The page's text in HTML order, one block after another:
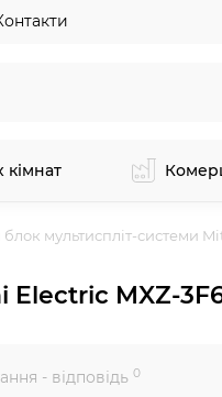
кімнат
блок мультиспліт-системи
Electric MXZ-
- відповідь 0